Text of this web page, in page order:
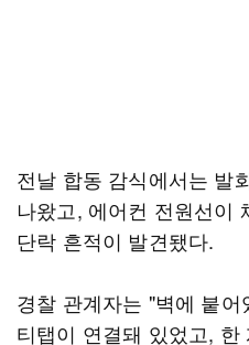
전날 합동 감식에서는 발
나왔고, 에어컨 전원선이
단락 흔적이 발견됐다.
경찰 관계자는 "벽에 붙
티탭이 연결돼 있었고,